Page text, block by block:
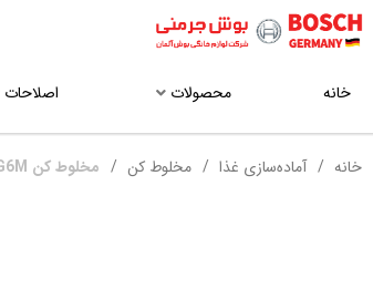
خانه محصولات اصلاحات
خانه آماده‌سازی غذا مخلوط‌ کن مخلوط کن MMB64G6M